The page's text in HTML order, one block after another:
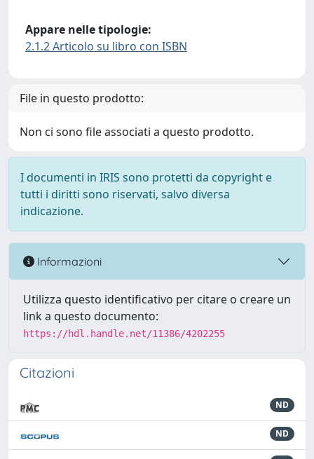
Appare nelle tipologie:
2.1.2 Articolo su libro con ISBN
File in questo prodotto:
Non ci sono file associati a questo prodotto.
I documenti in IRIS sono protetti da copyright e
tutti i diritti sono riservati, salvo diversa
indicazione.
Informazioni
Utilizza questo identificativo per citare o creare un
link a questo documento:
https://hdl.handle.net/11386/4202255
Citazioni
ND
ND